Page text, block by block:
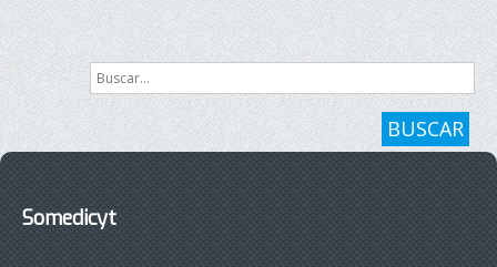
Buscar...
BUSCAR
Somedicyt